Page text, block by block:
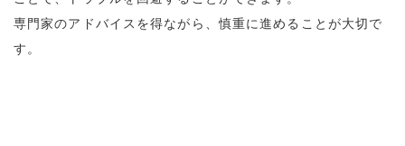
専門家のアドバイスを得ながら、慎重に進めることが大切で
す。